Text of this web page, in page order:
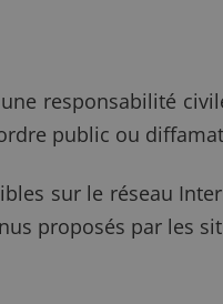
responsabilité
public ou
sur le réseau
proposés par les